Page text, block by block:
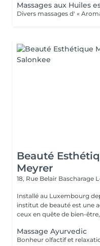
Massages aux Huiles
Beauté
Meyrer
18, Rue Belair Bascharage
Installé au Luxembourg
institut de beauté est une
ceux en quête de bien-être,
Massage Ayurvedic
Bonheur olfactif et